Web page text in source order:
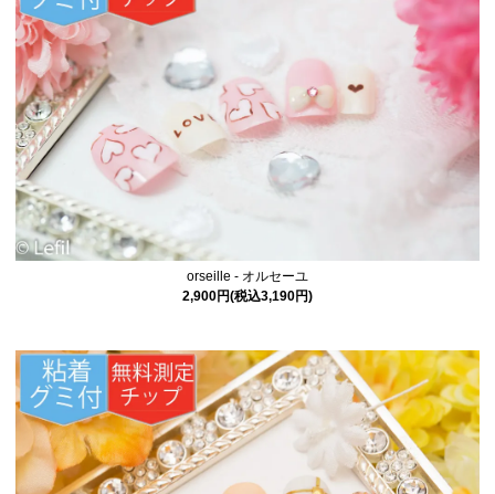
orseille - オルセーユ
2,900円(税込3,190円)